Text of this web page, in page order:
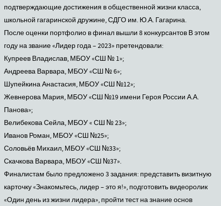
подтверждающие достижения в общественной жизни класса,
школьной гагаринской дружине, СДГО им. Ю.А. Гагарина.
После оценки портфолио в финал вышли 8 конкурсантов В этом
году на звание «Лидер года – 2023» претендовали:
Купреев Владислав, МБОУ «СШ № 1»;
Андреева Варвара, МБОУ «СШ № 6»;
Шупейкина Анастасия, МБОУ «СШ №12»;
Жевнерова Мария, МБОУ «СШ №19 имени Героя России А.А.
Панова»;
Велибекова Сейла, МБОУ « СШ № 23»;
Иванов Роман, МБОУ «СШ №25»;
Соловьёв Михаил, МБОУ «СШ №33»;
Скачкова Варвара, МБОУ «СШ №37».
Финалистам было предложено 3 задания: представить визитную
карточку «Знакомьтесь, лидер – это я!», подготовить видеоролик
«Один день из жизни лидера», пройти тест на знание основ